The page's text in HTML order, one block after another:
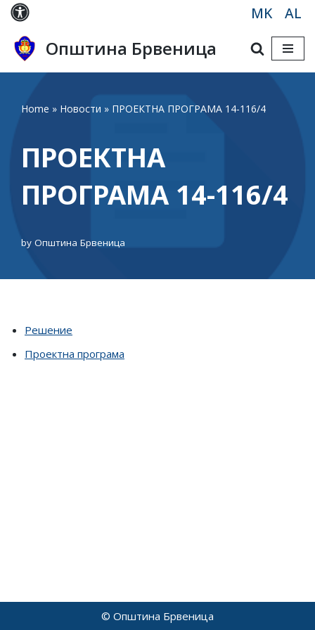
Skip
to
content
MK AL
Општина Брвеница
Home » Новости » ПРОЕКТНА ПРОГРАМА 14-116/4
ПРОЕКТНА
ПРОГРАМА 14-116/4
by Општина Брвеница
Решение
Проектна програма
© Општина Брвеница